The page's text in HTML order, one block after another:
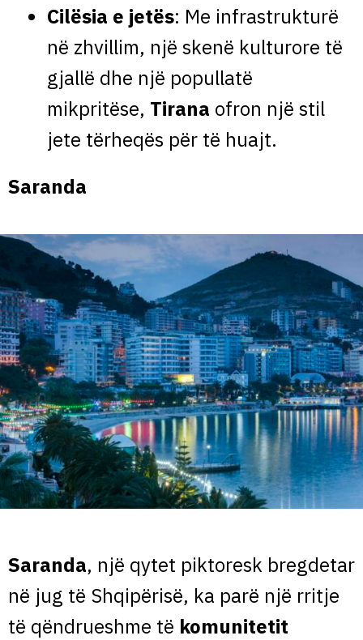
Cilësia e jetës: Me infrastrukturë
në zhvillim, një skenë kulturore të
gjallë dhe një popullatë
mikpritëse, Tirana ofron një stil
jete tërheqës për të huajt.
Saranda
Saranda, një qytet piktoresk bregdetar
në jug të Shqipërisë, ka parë një rritje
të qëndrueshme të komunitetit